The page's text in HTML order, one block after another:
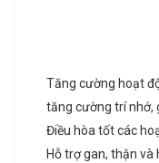
Tăng cường hoạt
tăng cường trí nhớ,
Điều hòa tốt các
Hỗ trợ gan, thận và